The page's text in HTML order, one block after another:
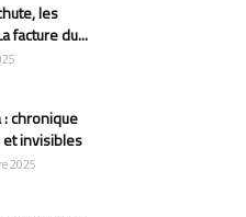
les
facture du...
: chronique
invisibles
2025